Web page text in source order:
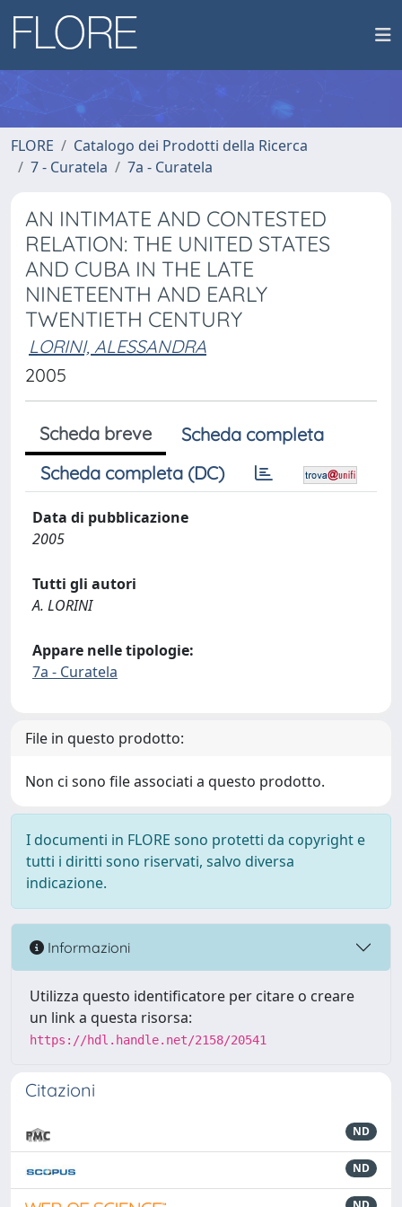
FLORE
Catalogo dei Prodotti della Ricerca
7 - Curatela
7a - Curatela
AN INTIMATE AND CONTESTED
RELATION: THE UNITED STATES
AND CUBA IN THE LATE
NINETEENTH AND EARLY
TWENTIETH CENTURY
LORINI, ALESSANDRA
2005
Scheda breve
Scheda completa
Scheda completa (DC)
Data di pubblicazione
2005
Tutti gli autori
A. LORINI
Appare nelle tipologie:
7a - Curatela
File in questo prodotto:
Non ci sono file associati a questo prodotto.
I documenti in FLORE sono protetti da copyright e
tutti i diritti sono riservati, salvo diversa
indicazione.
Informazioni
Utilizza questo identificatore per citare o creare
un link a questa risorsa:
https://hdl.handle.net/2158/20541
Citazioni
ND
ND